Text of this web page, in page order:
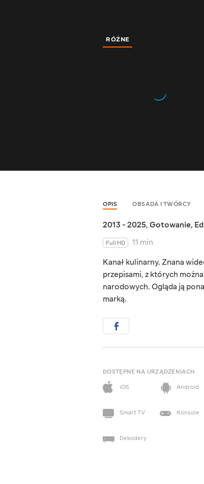
RÓŻNE
OPIS OBSADA I TWÓRCY
2013 - 2025, Gotowanie,
Full HD
11 min
Kanał kulinarny. Znana
przepisami, z których
narodowych. Ogląda ją
marką.
DOSTĘPNE NA URZĄDZENIACH
iOS
Android
Smart TV Konsole
Dekodery